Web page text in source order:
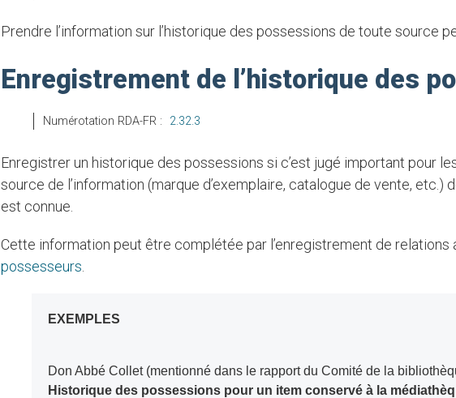
Prendre l’information sur l’historique des possessions de toute source
Enregistrement de l’historique des
Numérotation RDA-FR : 2.32.3
Enregistrer un historique des possessions si c’est jugé important pour
source de l’information (marque d’exemplaire, catalogue de vente, etc.)
est connue.
Cette information peut être complétée par l’enregistrement de relations
possesseurs
EXEMPLES
Don Abbé Collet (mentionné dans le rapport du Comité de la
Historique des possessions pour un item conservé à la